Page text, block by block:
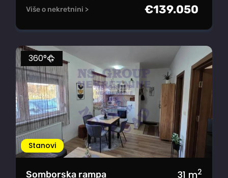
Više o nekretnini > €139.050
Stanovi
360°
Somborska rampa 31 m2